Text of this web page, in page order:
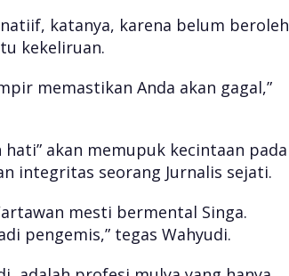
katanya, karena belum beroleh
kekeliruan.
memastikan Anda akan gagal,”
akan memupuk kecintaan pada
integritas seorang Jurnalis sejati.
mesti bermental Singa.
pengemis,” tegas Wahyudi.